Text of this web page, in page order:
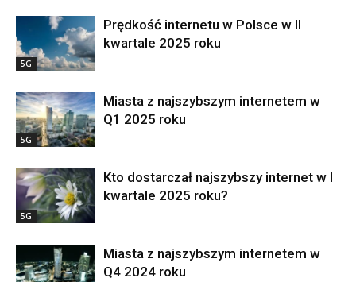
5G
Prędkość internetu w Polsce w II
kwartale 2025 roku
5G
Miasta z najszybszym internetem w
Q1 2025 roku
5G
Kto dostarczał najszybszy internet w I
kwartale 2025 roku?
Miasta z najszybszym internetem w
Q4 2024 roku